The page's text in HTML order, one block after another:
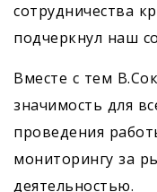
сотрудничества
подчеркнул наш
Вместе с тем
значимость для
проведения
мониторингу за
деятельностью.